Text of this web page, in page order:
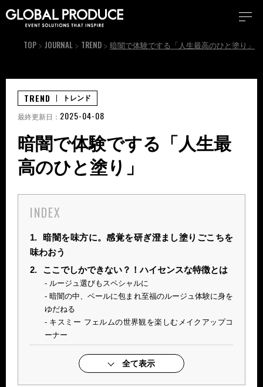
TOP JOURNAL TREND 暗闇で体験でする「人生最高のひと塗り」
暗闇で体験でする「人生最
高のひと塗り」
INDEX
1.
暗闇を味方に。感覚を研ぎ澄まし塗りごこちを
味わおう
2.
ここでしかできない？！ハイセンスな特徴とは
ルージュ選びもスペシャルに
暗闇の中、ベールに包まれ至福のルージュ体験に身を
ゆだねる
キスミー フェルムの世界観を楽しむメイクアップコ
ーナー
全て表示
TREND トレンド
最終更新日： 2025-04-08